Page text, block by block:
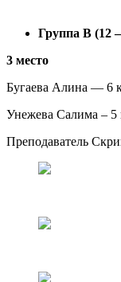
Группа В (12
3 место
Бугаева Алина — 6
Унежева Салима – 5
Преподаватель